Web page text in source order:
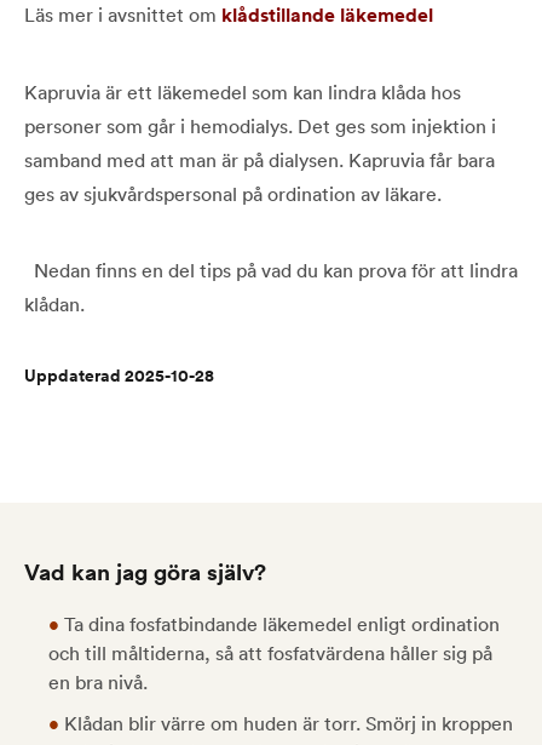
Läs mer i avsnittet om klådstillande läkemedel
Kapruvia är ett läkemedel som kan lindra klåda hos
personer som går i hemodialys. Det ges som injektion i
samband med att man är på dialysen. Kapruvia får bara
ges av sjukvårdspersonal på ordination av läkare.
Nedan finns en del tips på vad du kan prova för att lindra
klådan.
Uppdaterad 2025-10-28
Vad kan jag göra själv?
• Ta dina fosfatbindande läkemedel enligt ordination
och till måltiderna, så att fosfatvärdena håller sig på
en bra nivå.
• Klådan blir värre om huden är torr. Smörj in kroppen